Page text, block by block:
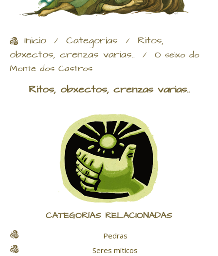
Inicio / Categorías / Ritos,
obxectos, crenzas varias.. / O seixo do
Monte dos Castros
Ritos, obxectos, crenzas varias..
CATEGORÍAS RELACIONADAS
Pedras
Seres míticos